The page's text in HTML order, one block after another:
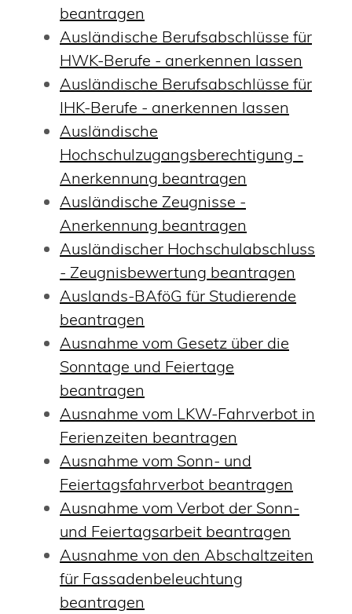
beantragen
Ausländische Berufsabschlüsse für
HWK-Berufe - anerkennen lassen
Ausländische Berufsabschlüsse für
IHK-Berufe - anerkennen lassen
Ausländische
Hochschulzugangsberechtigung -
Anerkennung beantragen
Ausländische Zeugnisse -
Anerkennung beantragen
Ausländischer Hochschulabschluss
- Zeugnisbewertung beantragen
Auslands-BAföG für Studierende
beantragen
Ausnahme vom Gesetz über die
Sonntage und Feiertage
beantragen
Ausnahme vom LKW-Fahrverbot in
Ferienzeiten beantragen
Ausnahme vom Sonn- und
Feiertagsfahrverbot beantragen
Ausnahme vom Verbot der Sonn-
und Feiertagsarbeit beantragen
Ausnahme von den Abschaltzeiten
für Fassadenbeleuchtung
beantragen